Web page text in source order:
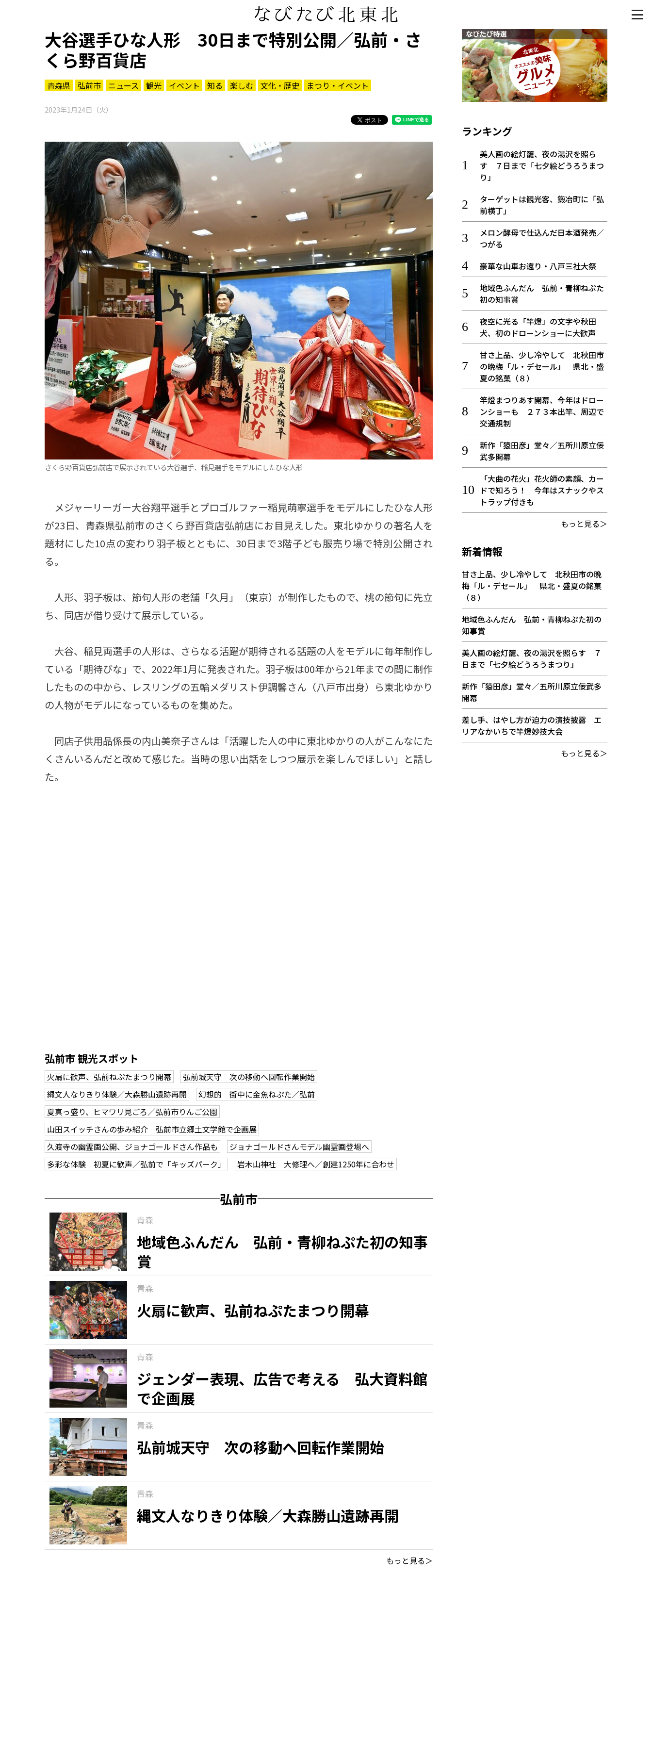
大谷選手ひな人形 30日まで特別公開／弘前・さ
くら野百貨店
青森県 弘前市 ニュース 観光 イベント 知る 楽しむ 文化・歴史 まつり・イベント
2023年1月24日（火）
さくら野百貨店弘前店で展示されている大谷選手、稲見選手をモデルにしたひな人形
メジャーリーガー大谷翔平選手とプロゴルファー稲見萌寧選手をモデルにしたひな人形
が23日、青森県弘前市のさくら野百貨店弘前店にお目見えした。東北ゆかりの著名人を
題材にした10点の変わり羽子板とともに、30日まで3階子ども服売り場で特別公開され
る。
人形、羽子板は、節句人形の老舗「久月」（東京）が制作したもので、桃の節句に先立
ち、同店が借り受けて展示している。
大谷、稲見両選手の人形は、さらなる活躍が期待される話題の人をモデルに毎年制作し
ている「期待びな」で、2022年1月に発表された。羽子板は00年から21年までの間に制作
したものの中から、レスリングの五輪メダリスト伊調馨さん（八戸市出身）ら東北ゆかり
の人物がモデルになっているものを集めた。
同店子供用品係長の内山美奈子さんは「活躍した人の中に東北ゆかりの人がこんなにた
くさんいるんだと改めて感じた。当時の思い出話をしつつ展示を楽しんでほしい」と話し
た。
弘前市 観光スポット
火扇に歓声、弘前ねぷたまつり開幕
弘前城天守 次の移動へ回転作業開始
縄文人なりきり体験／大森勝山遺跡再開
幻想的 街中に金魚ねぷた／弘前
夏真っ盛り、ヒマワリ見ごろ／弘前市りんご公園
山田スイッチさんの歩み紹介 弘前市立郷土文学館で企画展
久渡寺の幽霊画公開、ジョナゴールドさん作品も
ジョナゴールドさんモデル幽霊画登場へ
多彩な体験 初夏に歓声／弘前で「キッズパーク」
岩木山神社 大修理へ／創建1250年に合わせ
弘前市
青森
地域色ふんだん 弘前・青柳ねぷた初の知事
賞
青森
火扇に歓声、弘前ねぷたまつり開幕
青森
ジェンダー表現、広告で考える 弘大資料館
で企画展
青森
弘前城天守 次の移動へ回転作業開始
青森
縄文人なりきり体験／大森勝山遺跡再開
もっと見る＞
ランキング
美人画の絵灯籠、夜の湯沢を照ら
す ７日まで「七夕絵どうろうまつ
り」
ターゲットは観光客、鍛冶町に「弘
前横丁」
メロン酵母で仕込んだ日本酒発売／
つがる
豪華な山車お還り・八戸三社大祭
地域色ふんだん 弘前・青柳ねぷた
初の知事賞
夜空に光る「竿燈」の文字や秋田
犬、初のドローンショーに大歓声
甘さ上品、少し冷やして 北秋田市
の晩梅「ル・デセール」 県北・盛
夏の銘菓（８）
竿燈まつりあす開幕、今年はドロー
ンショーも ２７３本出竿、周辺で
交通規制
新作「猿田彦」堂々／五所川原立佞
武多開幕
「大曲の花火」花火師の素顔、カー
ドで知ろう！ 今年はスナックやス
トラップ付きも
もっと見る＞
新着情報
甘さ上品、少し冷やして 北秋田市の晩
梅「ル・デセール」 県北・盛夏の銘菓
（８）
地域色ふんだん 弘前・青柳ねぷた初の
知事賞
美人画の絵灯籠、夜の湯沢を照らす ７
日まで「七夕絵どうろうまつり」
新作「猿田彦」堂々／五所川原立佞武多
開幕
差し手、はやし方が迫力の演技披露 エ
リアなかいちで竿燈妙技大会
もっと見る＞
パワースポット
まつり・イベント
おみやげ・特産
道の駅・産直
アウトドア・レジャー
ご当地グルメ